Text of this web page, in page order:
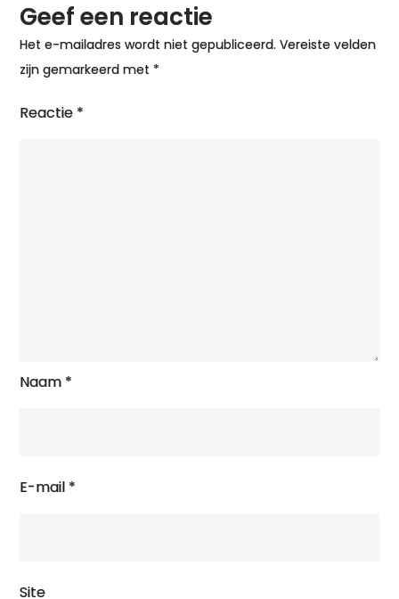
Geef een reactie
Het e-mailadres wordt niet gepubliceerd. Vereiste velden
zijn gemarkeerd met *
Reactie *
Naam *
E-mail *
Site